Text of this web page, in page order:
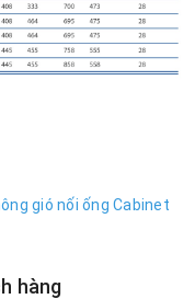
gió nối ống Cabinet
hàng